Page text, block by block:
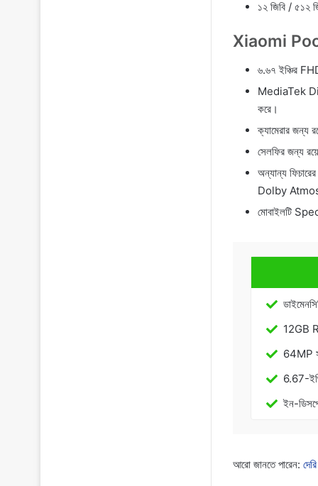
১২ জিবি / ৫১২
Xiaomi
৬.৬৭ ইঞ্চির
MediaTek
করে।
ক্যামেরার জন্য
সেলফির জন্য
অন্যান্য
Dolby Atmos
মোবাইলটি
12GB
64MP
6.67-
ইন-
আরো জানতে পারেন: